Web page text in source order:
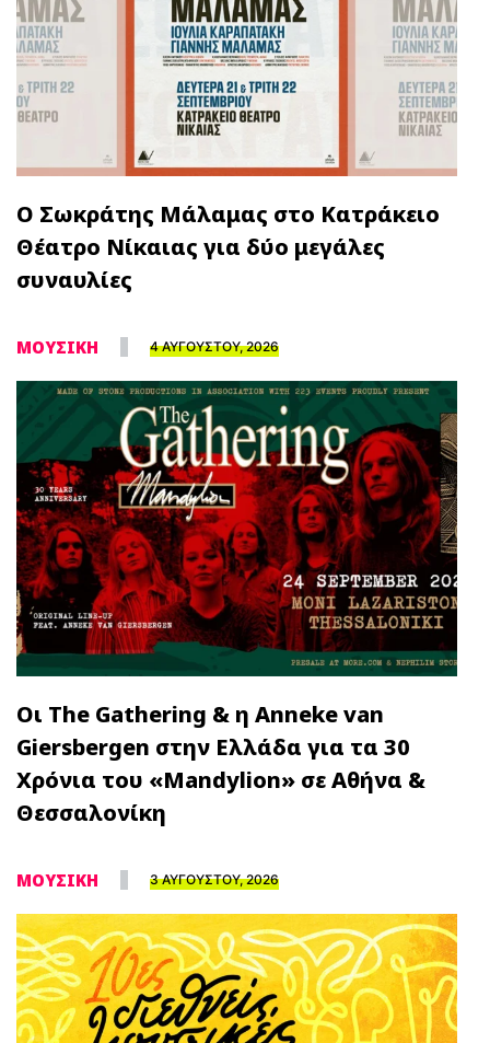
Ο Σωκράτης Μάλαμας στο Κατράκειο
Θέατρο Νίκαιας για δύο μεγάλες
συναυλίες
ΜΟΥΣΙΚΗ 4 ΑΥΓΟΥΣΤΟΥ, 2026
Οι The Gathering & η Anneke van
Giersbergen στην Ελλάδα για τα 30
Χρόνια του «Mandylion» σε Αθήνα &
Θεσσαλονίκη
ΜΟΥΣΙΚΗ 3 ΑΥΓΟΥΣΤΟΥ, 2026